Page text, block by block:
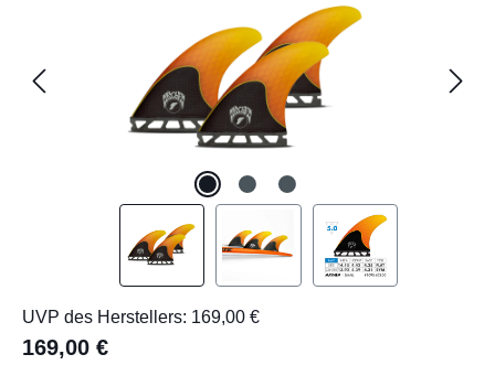
UVP des Herstellers: 169,00 €
169,00 €